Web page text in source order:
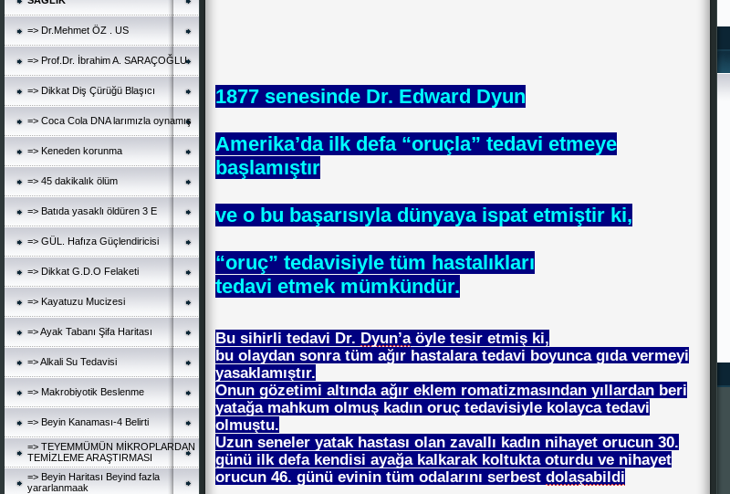
=> Dr.Mehmet ÖZ . US
=> Prof.Dr. İbrahim A. SARAÇOĞLU
=> Dikkat Diş Çürüğü Blaşıcı
=> Coca Cola DNA larımızla oynamış
=> Keneden korunma
=> 45 dakikalık ölüm
=> Batıda yasaklı öldüren 3 E
=> GÜL. Hafıza Güçlendiricisi
=> Dikkat G.D.O Felaketi
=> Kayatuzu Mucizesi
=> Ayak Tabanı Şifa Haritası
=> Alkali Su Tedavisi
=> Makrobiyotik Beslenme
=> Beyin Kanaması-4 Belirti
=> TEYEMMÜMÜN MİKROPLARDAN
TEMİZLEME ARAŞTIRMASI
=> Beyin Haritası Beyind fazla
yararlanmaak
1877 senesinde Dr. Edward Dyun
Amerika’da ilk defa “oruçla” tedavi etmeye
başlamıştır
ve o bu başarısıyla dünyaya ispat etmiştir ki,
“oruç” tedavisiyle tüm hastalıkları
tedavi etmek mümkündür.
Bu sihirli tedavi Dr. Dyun’aöyle tesir etmiş ki,
bu olaydan sonra tüm ağır hastalara tedavi boyunca gıda vermeyi
yasaklamıştır.
Onun gözetimi altında ağır eklem romatizmasından yıllardan beri
yatağa mahkum olmuş kadın oruç tedavisiyle kolayca tedavi
olmuştu.
Uzun seneler yatak hastası olan zavallı kadın nihayet orucun 30.
günü ilk defa kendisi ayağa kalkarak koltukta oturdu ve nihayet
orucun 46. günü evinin tüm odalarını serbest dolaşabildi
*